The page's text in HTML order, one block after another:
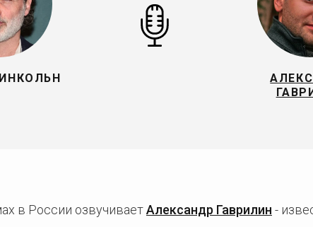
в России озвучиваетАлександр Гаврилин -